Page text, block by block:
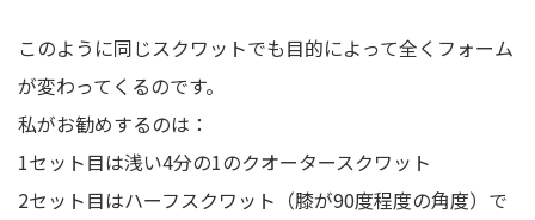
このように同じスクワットでも目的によって全くフォーム
が変わってくるのです。
私がお勧めするのは：
1セット目は浅い4分の1のクオータースクワット
2セット目はハーフスクワット（膝が90度程度の角度）で